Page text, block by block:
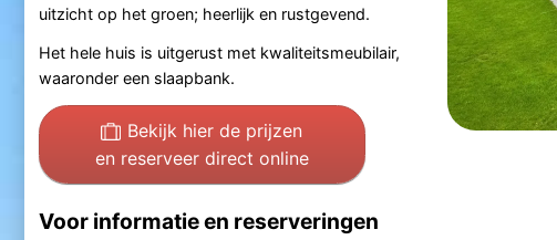
uitzicht op het groen; heerlijk en rustgevend.
Het hele huis is uitgerust met kwaliteitsmeubilair,
waaronder een slaapbank.
Bekijk hier de prijzen
en reserveer direct online
Voor informatie en reserveringen